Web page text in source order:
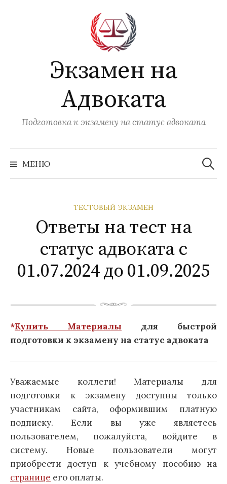
Экзамен на
Адвоката
Подготовка к экзамену на статус адвоката
МЕНЮ
Найти:
ТЕСТОВЫЙ ЭКЗАМЕН
Ответы на тест на
статус адвоката с
01.07.2024 до 01.09.2025
*Купить Материалы для быстрой
подготовки к экзамену на статус адвоката
Уважаемые коллеги! Материалы для
подготовки к экзамену доступны только
участникам сайта, оформившим платную
подписку. Если вы уже являетесь
пользователем, пожалуйста, войдите в
систему. Новые пользователи могут
приобрести доступ к учебному пособию на
странице его оплаты.